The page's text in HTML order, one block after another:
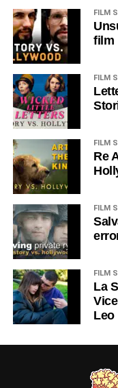
FILM
film
FILM
FILM
Re
FILM
FILM
La
Leo